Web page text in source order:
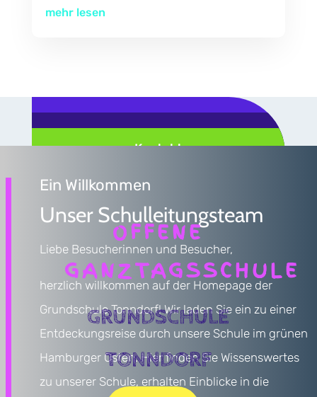
OFFENE
GANZTAGSSCHULE
GRUNDSCHULE
TONNDORF
mehr lesen
Kalender
News
Kontakt
Ein Willkommen
Unser Schulleitungsteam
Liebe Besucherinnen und Besucher,
herzlich willkommen auf der Homepage der
Grundschule Tonndorf! Wir laden Sie ein zu einer
Entdeckungsreise durch unsere Schule im grünen
Hamburger Osten. Hier finden Sie Wissenswertes
zu unserer Schule, erhalten Einblicke in die